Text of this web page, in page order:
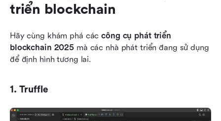
triển blockchain
Hãy cùng khám phá các công cụ phát triển
blockchain 2025 mà các nhà phát triển đang sử dụng
để định hình tương lai.
1. Truffle